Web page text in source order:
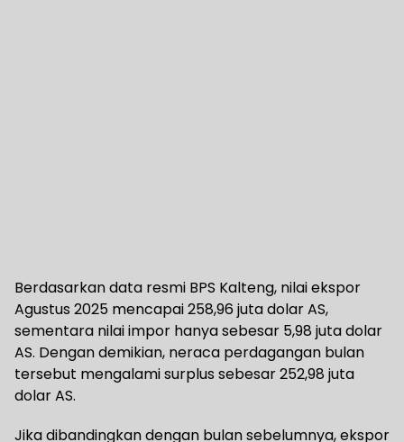
Berdasarkan data resmi BPS Kalteng, nilai ekspor
Agustus 2025 mencapai 258,96 juta dolar AS,
sementara nilai impor hanya sebesar 5,98 juta dolar
AS. Dengan demikian, neraca perdagangan bulan
tersebut mengalami surplus sebesar 252,98 juta
dolar AS.
Jika dibandingkan dengan bulan sebelumnya, ekspor